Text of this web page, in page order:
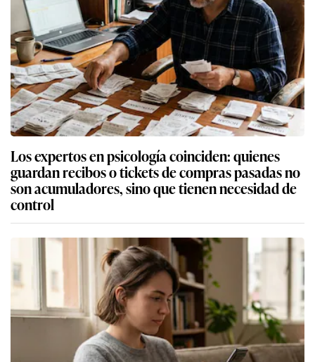
Los expertos en psicología coinciden: quienes
guardan recibos o tickets de compras pasadas no
son acumuladores, sino que tienen necesidad de
control